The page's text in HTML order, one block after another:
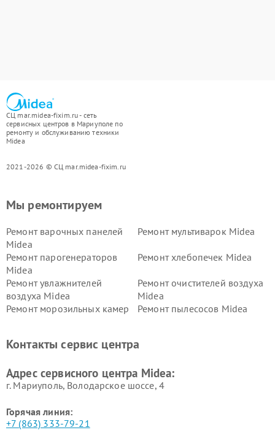
СЦ mar.midea-fixim.ru - сеть
сервисных центров в Мариуполе по
ремонту и обслуживанию техники
Midea
2021-2026 © СЦ mar.midea-fixim.ru
Мы ремонтируем
Ремонт варочных панелей
Midea
Ремонт мультиварок Midea
Ремонт парогенераторов
Midea
Ремонт хлебопечек Midea
Ремонт увлажнителей
воздуха Midea
Ремонт очистителей воздуха
Midea
Ремонт морозильных камер
Ремонт пылесосов Midea
пылесосов Midea
Midea
Контакты сервис центра
Адрес сервисного центра Midea:
г. Мариуполь, Володарское шоссе, 4
Горячая линия:
+7 (863) 333-79-21